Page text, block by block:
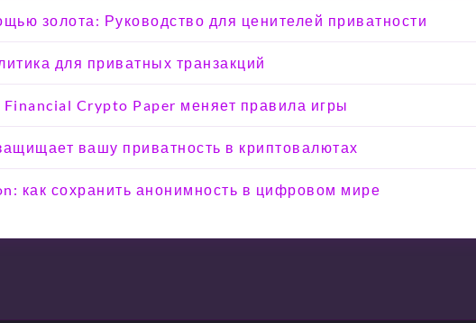
золота: Руководство для ценителей приватности
для приватных транзакций
Financial Crypto Paper меняет правила игры
вашу приватность в криптовалютах
как сохранить анонимность в цифровом мире